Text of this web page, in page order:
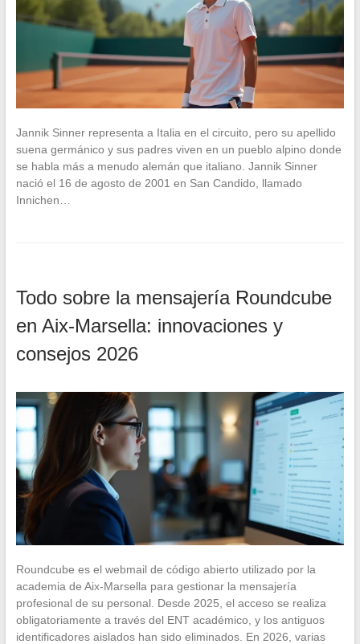
Jannik Sinner representa a Italia en el circuito, pero su apellido
suena germánico y sus padres viven en un pueblo alpino donde
se habla más a menudo alemán que italiano. Jannik Sinner
nació el 16 de agosto de 2001 en San Candido, llamado
Innichen…
Todo sobre la mensajería Roundcube
en Aix-Marsella: innovaciones y
consejos 2026
Roundcube es el webmail de código abierto utilizado por la
academia de Aix-Marsella para gestionar la mensajería
profesional de su personal. Desde 2025, el acceso se realiza
obligatoriamente a través del ENT académico, y los antiguos
identificadores aislados han sido eliminados. En 2026, varias